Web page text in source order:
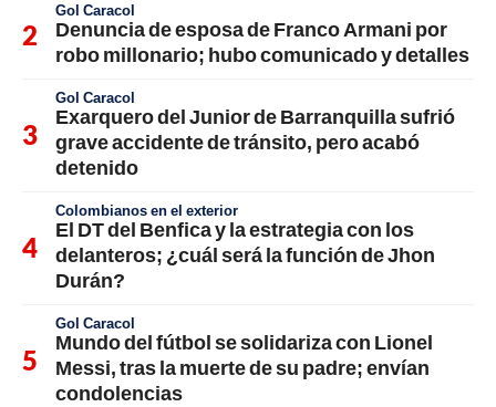
Gol Caracol
Denuncia de esposa de Franco Armani por
robo millonario; hubo comunicado y detalles
Gol Caracol
Exarquero del Junior de Barranquilla sufrió
grave accidente de tránsito, pero acabó
detenido
Colombianos en el exterior
El DT del Benfica y la estrategia con los
delanteros; ¿cuál será la función de Jhon
Durán?
Gol Caracol
Mundo del fútbol se solidariza con Lionel
Messi, tras la muerte de su padre; envían
condolencias